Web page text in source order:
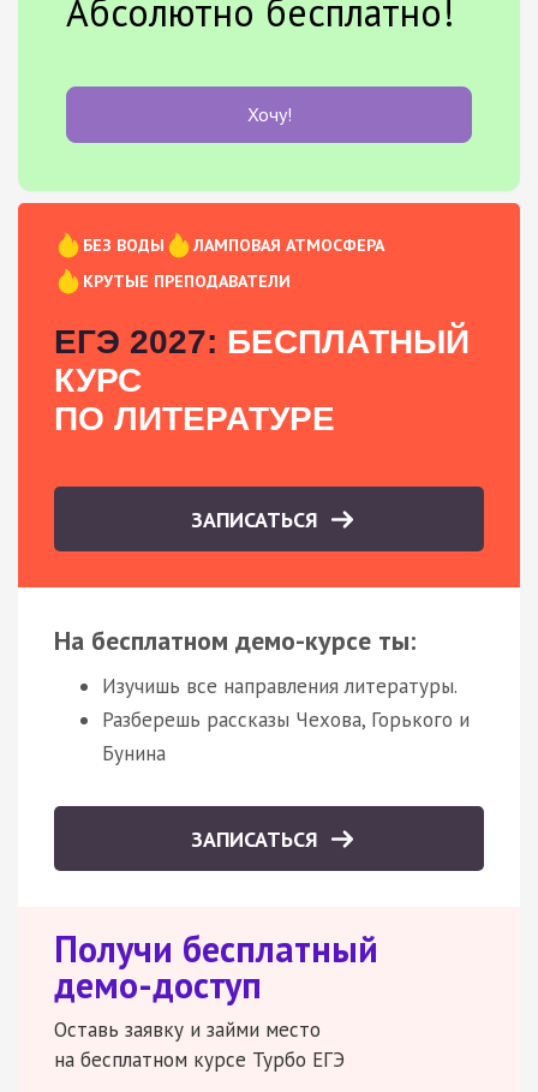
Абсолютно бесплатно!
Хочу!
БЕЗ ВОДЫ
ЛАМПОВАЯ АТМОСФЕРА
КРУТЫЕ ПРЕПОДАВАТЕЛИ
ЕГЭ 2027: БЕСПЛАТНЫЙ
КУРС
ПО ЛИТЕРАТУРЕ
ЗАПИСАТЬСЯ
На бесплатном демо-курсе ты:
Изучишь все направления литературы.
Разберешь рассказы Чехова, Горького и
Бунина
ЗАПИСАТЬСЯ
Получи бесплатный
демо-доступ
Оставь заявку и займи место
на бесплатном курсе Турбо ЕГЭ